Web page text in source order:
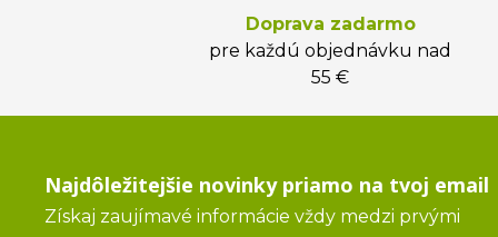
Doprava zadarmo
pre každú objednávku nad
55 €
Najdôležitejšie novinky priamo na tvoj email
Získaj zaujímavé informácie vždy medzi prvými